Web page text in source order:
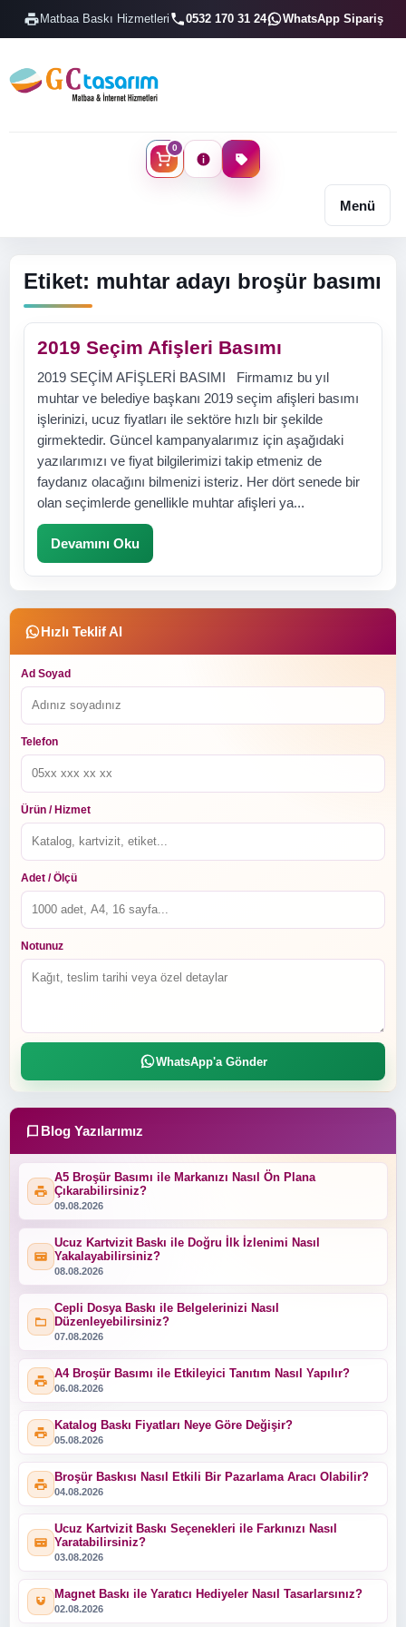
Matbaa Baskı Hizmetleri 0532 170 31 24 WhatsApp Sipariş
0
Menü
Blog Yazılarımız
A5 Broşür Basımı ile Markanızı Nasıl Ön Plana
Çıkarabilirsiniz?
09.08.2026
Ucuz Kartvizit Baskı ile Doğru İlk İzlenimi Nasıl
Yakalayabilirsiniz?
08.08.2026
Cepli Dosya Baskı ile Belgelerinizi Nasıl
Düzenleyebilirsiniz?
07.08.2026
A4 Broşür Basımı ile Etkileyici Tanıtım Nasıl Yapılır?
06.08.2026
Katalog Baskı Fiyatları Neye Göre Değişir?
05.08.2026
Broşür Baskısı Nasıl Etkili Bir Pazarlama Aracı Olabilir?
04.08.2026
Ucuz Kartvizit Baskı Seçenekleri ile Farkınızı Nasıl
Yaratabilirsiniz?
03.08.2026
Magnet Baskı ile Yaratıcı Hediyeler Nasıl Tasarlarsınız?
02.08.2026
Hızlı Teklif Al
Ad Soyad
Telefon
Ürün / Hizmet
Adet / Ölçü
Notunuz
WhatsApp'a Gönder
Etiket: muhtar adayı broşür basımı
2019 Seçim Afişleri Basımı
2019 SEÇİM AFİŞLERİ BASIMI Firmamız bu yıl
muhtar ve belediye başkanı 2019 seçim afişleri basımı
işlerinizi, ucuz fiyatları ile sektöre hızlı bir şekilde
girmektedir. Güncel kampanyalarımız için aşağıdaki
yazılarımızı ve fiyat bilgilerimizi takip etmeniz de
faydanız olacağını bilmenizi isteriz. Her dört senede bir
olan seçimlerde genellikle muhtar afişleri ya...
Devamını Oku